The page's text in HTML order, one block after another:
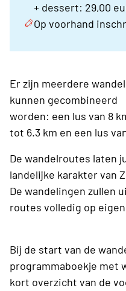
+ dessert: 29,00
Op voorhand
Er zijn meerdere
kunnen gecombineerd
worden: een lus van 8
tot 6.3 km en een lus
De wandelroutes laten
landelijke karakter van
De wandelingen zullen
routes volledig op
Bij de start van de
programmaboekje met
kort overzicht van de